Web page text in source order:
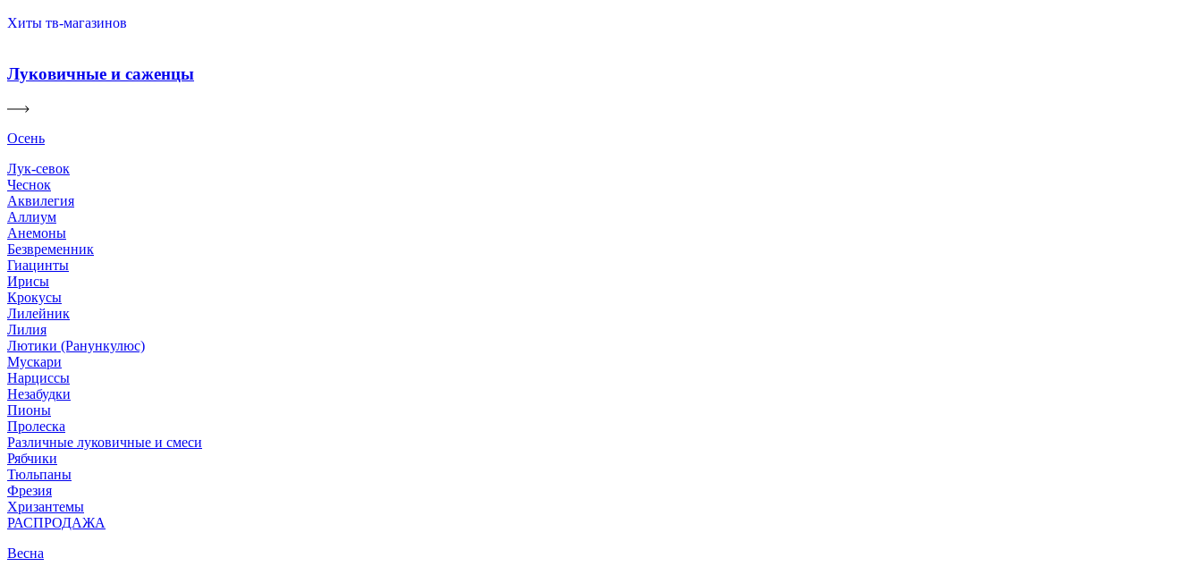
Хиты тв-магазинов
Луковичные и саженцы
Осень
Лук-севок
Чеснок
Аквилегия
Аллиум
Анемоны
Безвременник
Гиацинты
Ирисы
Крокусы
Лилейник
Лилия
Лютики (Ранункулюс)
Мускари
Нарцисcы
Незабудки
Пионы
Пролеска
Различные луковичные и смеси
Рябчики
Тюльпаны
Фрезия
Хризантемы
РАСПРОДАЖА
Весна